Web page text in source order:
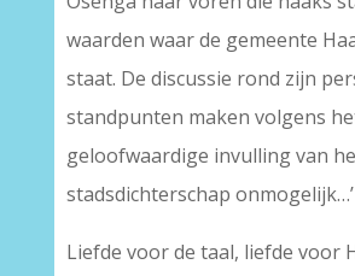
waarden waar de gemeente
staat. De discussie rond zijn
standpunten maken volgens
geloofwaardige invulling van
stadsdichterschap onmogelijk…’
Liefde voor de taal, liefde voor